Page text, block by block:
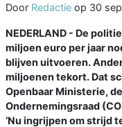
Door Redactie op 30
NEDERLAND - De
miljoen euro per jaar
blijven uitvoeren.
miljoenen tekort. Dat
Openbaar Ministerie,
Ondernemingsraad
‘Nu ingrijpen om strijd